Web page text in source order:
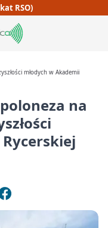
RSO)
młodych w Akademii
na